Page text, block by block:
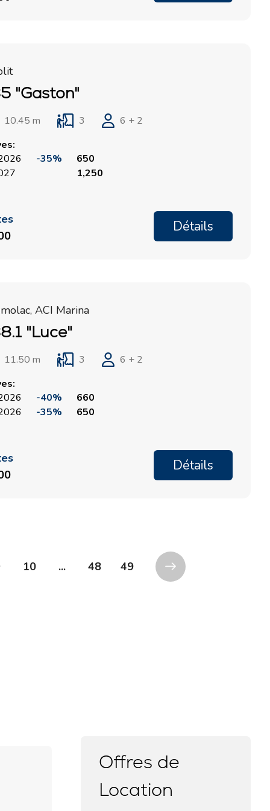
"Gaston"
10.45 m 3
6 + 2
-35%
650
1,250
Détails
ACI Marina
"Luce"
11.50 m 3
6 + 2
-40%
660
-35% 650
Détails
10 ... 48 49
Offres de
Location